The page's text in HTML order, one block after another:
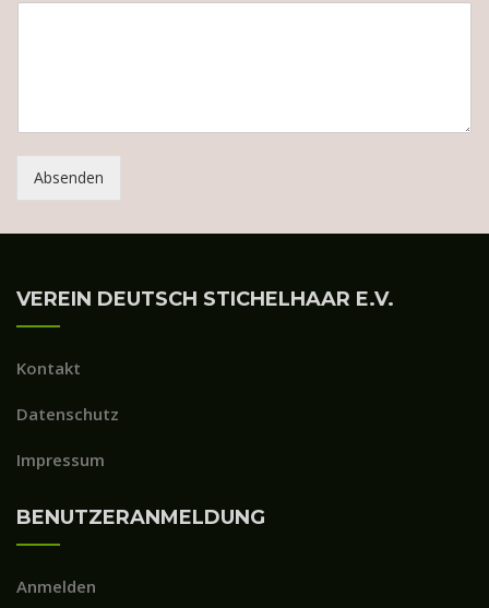
Absenden
VEREIN DEUTSCH STICHELHAAR E.V.
Kontakt
Datenschutz
Impressum
BENUTZERANMELDUNG
Anmelden